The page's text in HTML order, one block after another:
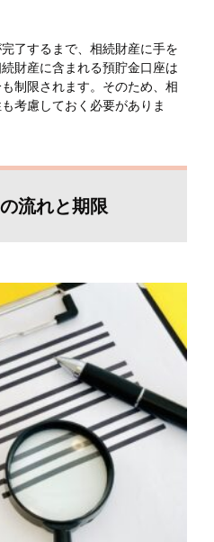
了するまで、相続財産に手を
財産に含まれる預貯金口座は
制限されます。そのため、相
考慮しておく必要がありま
流れと期限